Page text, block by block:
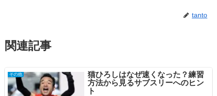
tanto
関連記事
その他
猫ひろしはなぜ速くなった？練習
方法から見るサブスリーへのヒン
ト